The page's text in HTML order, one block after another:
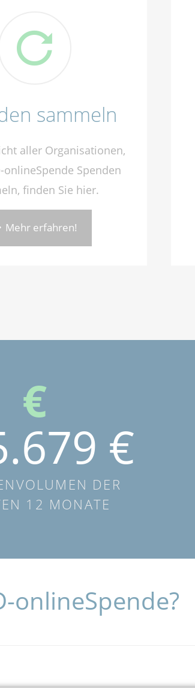
sammeln
aller Organisationen,
onlineSpende Spenden
finden Sie hier.
Mehr erfahren!
€
DER
12 MONATE
onlineSpende?